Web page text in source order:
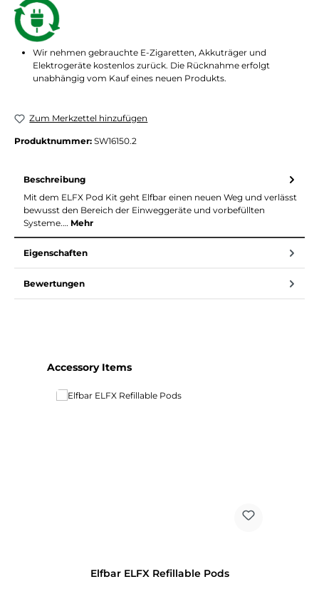
Wir nehmen gebrauchte E-Zigaretten, Akkuträger und
Elektrogeräte kostenlos zurück. Die Rücknahme erfolgt
unabhängig vom Kauf eines neuen Produkts.
Zum Merkzettel hinzufügen
Produktnummer: SW16150.2
Beschreibung
Mit dem ELFX Pod Kit geht Elfbar einen neuen Weg und verlässt
bewusst den Bereich der Einweggeräte und vorbefüllten
Systeme.… Mehr
Eigenschaften
Bewertungen
Produktgalerie überspringen
Accessory Items
Elfbar ELFX Refillable Pods